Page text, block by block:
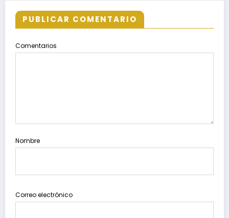
PUBLICAR COMENTARIO
Comentarios
Nombre
Correo electrónico